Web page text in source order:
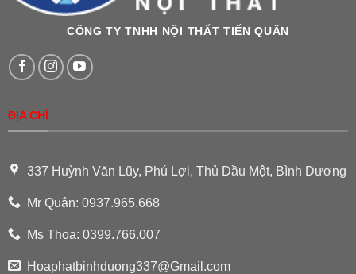
CÔNG TY TNHH NỘI THẤT TIẾN QUÂN
ĐỊA CHỈ
337 Huỳnh Văn Lũy, Phú Lợi, Thủ Dầu Một, Bình Dương
Mr Quân: 0937.965.668
Ms Thoa: 0399.766.007
Hoaphatbinhduong337@Gmail.com